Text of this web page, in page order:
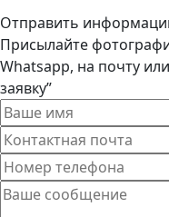
Отправить
Присылайте
Whatsapp, на почту
заявку”